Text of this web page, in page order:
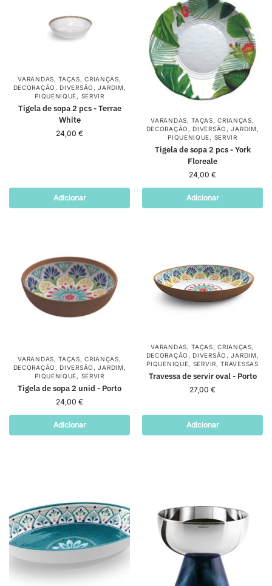
VARANDAS,TAÇAS,CRIANÇAS,
DECORAÇÃO ,DIVERSÃO ,JARDIM,
PIQUENIQUE, SERVIR
Tigela de sopa 2 pcs - Terrae
White
24,00 €
Adicionar
VARANDAS,TAÇAS,CRIANÇAS,
DECORAÇÃO ,DIVERSÃO ,JARDIM,
PIQUENIQUE, SERVIR
Tigela de sopa 2 pcs - York
Floreale
24,00 €
Adicionar
VARANDAS,TAÇAS,CRIANÇAS,
DECORAÇÃO ,DIVERSÃO ,JARDIM,
PIQUENIQUE, SERVIR
Tigela de sopa 2 unid - Porto
24,00 €
Adicionar
VARANDAS,TAÇAS,CRIANÇAS,
DECORAÇÃO ,DIVERSÃO ,JARDIM,
PIQUENIQUE, SERVIR,TRAVESSAS
Travessa de servir oval - Porto
27,00 €
Adicionar